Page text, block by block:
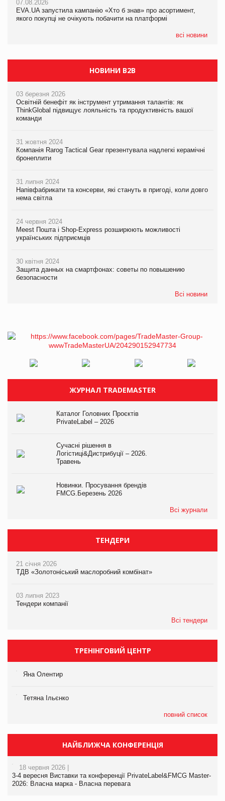
07.08.2026
EVA.UA запустила кампанію «Хто б знав» про асортимент,
якого покупці не очікують побачити на платформі
всі новини
07.08.2026
EVA.UA запустила кампанію «Хто б знав» про асортимент,
якого покупці не очікують побачити на платформі
НОВИНИ B2B
03 березня 2026
Освітній бенефіт як інструмент утримання талантів: як
ThinkGlobal підвищує лояльність та продуктивність вашої
команди
31 жовтня 2024
Компанія Rarog Tactical Gear презентувала надлегкі керамічні
бронеплити
31 липня 2024
Напівфабрикати та консерви, які стануть в пригоді, коли довго
нема світла
24 червня 2024
Meest Пошта і Shop-Express розширюють можливості
українських підприємців
30 квітня 2024
Защита данных на смартфонах: советы по повышению
безопасности
Всі новини
ЖУРНАЛ TRADEMASTER
Каталог Головних Проєктів
PrivateLabel – 2026
Сучасні рішення в
Логістиці&Дистрибуції – 2026.
Травень
Новинки. Просування брендів
FMCG.Березень 2026
Всі журнали
ТЕНДЕРИ
21 січня 2026
ТДВ «Золотоніський маслоробний комбінат»
03 липня 2023
Тендери компанії
Всі тендери
ТРЕНІНГОВИЙ ЦЕНТР
Яна Олентир
Тетяна Ільєнко
повний список
НАЙБЛИЖЧА КОНФЕРЕНЦІЯ
18 червня 2026 |
3-4 вересня Виставки та конференції PrivateLabel&FMCG Master-
2026: Власна марка - Власна перевага